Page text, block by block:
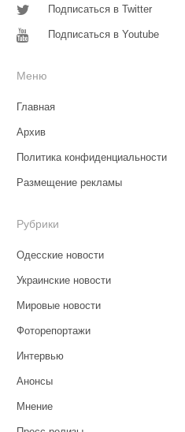
Подписаться в Twitter
Подписаться в Youtube
Меню
Главная
Архив
Политика конфиденциальности
Размещение рекламы
Рубрики
Одесские новости
Украинские новости
Мировые новости
Фоторепортажи
Интервью
Анонсы
Мнение